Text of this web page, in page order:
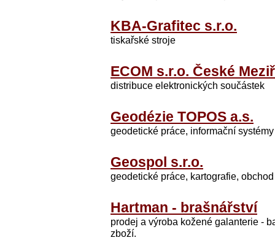
KBA-Grafitec s.r.o.
tiskařské stroje
ECOM s.r.o. České
distribuce elektronických součástek
Geodézie TOPOS a.s.
geodetické práce, informační
Geospol s.r.o.
geodetické práce, kartografie,
Hartman - brašnářství
prodej a výroba kožené galanterie -
zboží.